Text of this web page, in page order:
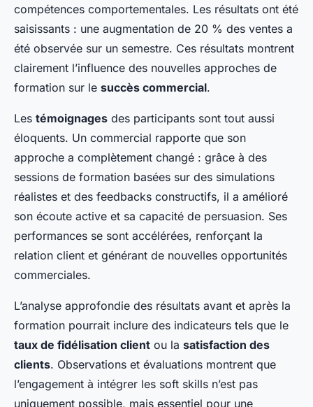
compétences comportementales. Les résultats ont été
saisissants : une augmentation de 20 % des ventes a
été observée sur un semestre. Ces résultats montrent
clairement l’influence des nouvelles approches de
formation sur le succès commercial.
Les témoignages des participants sont tout aussi
éloquents. Un commercial rapporte que son
approche a complètement changé : grâce à des
sessions de formation basées sur des simulations
réalistes et des feedbacks constructifs, il a amélioré
son écoute active et sa capacité de persuasion. Ses
performances se sont accélérées, renforçant la
relation client et générant de nouvelles opportunités
commerciales.
L’analyse approfondie des résultats avant et après la
formation pourrait inclure des indicateurs tels que le
taux de fidélisation client ou la satisfaction des
clients. Observations et évaluations montrent que
l’engagement à intégrer les soft skills n’est pas
uniquement possible, mais essentiel pour une